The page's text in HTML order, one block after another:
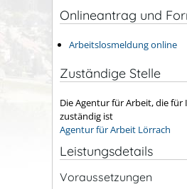
Onlineantrag und
Arbeitslosmeldung online
Zuständige Stelle
Die Agentur für Arbeit, die
zuständig ist
Agentur für Arbeit Lörrach
Leistungsdetails
Voraussetzungen